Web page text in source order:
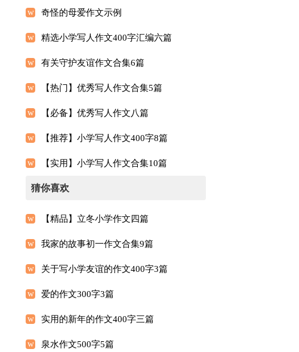
奇怪的母爱作文示例
精选小学写人作文400字汇编六篇
有关守护友谊作文合集6篇
【热门】优秀写人作文合集5篇
【必备】优秀写人作文八篇
【推荐】小学写人作文400字8篇
【实用】小学写人作文合集10篇
猜你喜欢
【精品】立冬小学作文四篇
我家的故事初一作文合集9篇
关于写小学友谊的作文400字3篇
爱的作文300字3篇
实用的新年的作文400字三篇
泉水作文500字5篇